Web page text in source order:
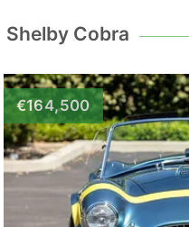
Shelby Cobra
€164,500